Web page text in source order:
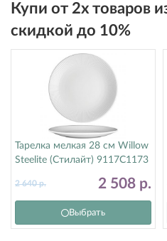
Купи от 2х товаров
скидкой до 10%
Тарелка мелкая 28 см Willow
Steelite (Стилайт) 9117C1173
2 508 р.
2 640р.
Выбрать